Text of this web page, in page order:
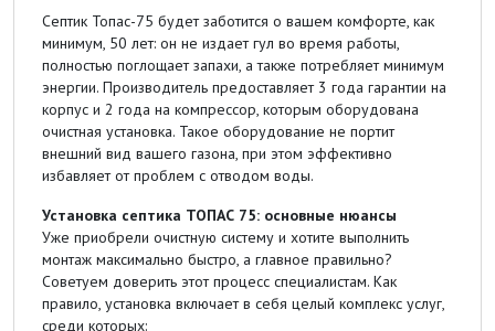
Септик Топас-75 будет заботится о вашем комфорте, как
минимум, 50 лет: он не издает гул во время работы,
полностью поглощает запахи, а также потребляет минимум
энергии. Производитель предоставляет 3 года гарантии на
корпус и 2 года на компрессор, которым оборудована
очистная установка. Такое оборудование не портит
внешний вид вашего газона, при этом эффективно
избавляет от проблем с отводом воды.
Установка септика ТОПАС 75: основные нюансы
Уже приобрели очистную систему и хотите выполнить
монтаж максимально быстро, а главное правильно?
Советуем доверить этот процесс специалистам. Как
правило, установка включает в себя целый комплекс услуг,
среди которых: